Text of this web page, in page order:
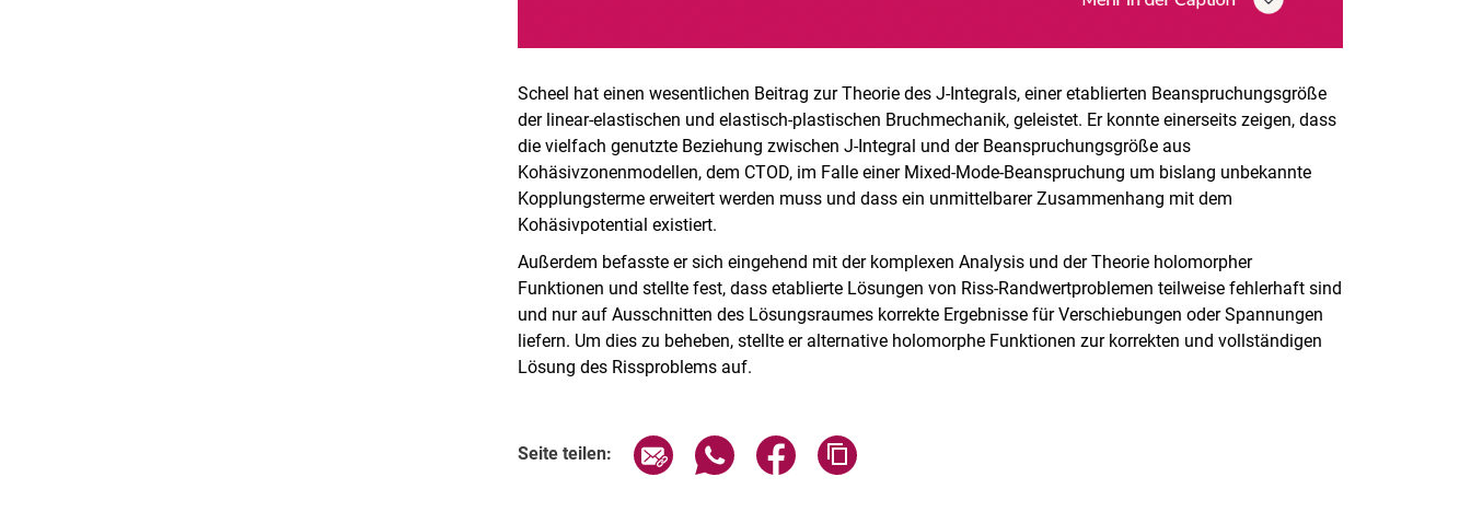
Scheel hat einen wesentlichen Beitrag zur Theorie des J-Integrals, einer etablierten Beanspruchungsgröße
der linear-elastischen und elastisch-plastischen Bruchmechanik, geleistet. Er konnte einerseits zeigen, dass
die vielfach genutzte Beziehung zwischen J-Integral und der Beanspruchungsgröße aus
Kohäsivzonenmodellen, dem CTOD, im Falle einer Mixed-Mode-Beanspruchung um bislang unbekannte
Kopplungsterme erweitert werden muss und dass ein unmittelbarer Zusammenhang mit dem
Kohäsivpotential existiert.
Außerdem befasste er sich eingehend mit der komplexen Analysis und der Theorie holomorpher
Funktionen und stellte fest, dass etablierte Lösungen von Riss-Randwertproblemen teilweise fehlerhaft sind
und nur auf Ausschnitten des Lösungsraumes korrekte Ergebnisse für Verschiebungen oder Spannungen
liefern. Um dies zu beheben, stellte er alternative holomorphe Funktionen zur korrekten und vollständigen
Lösung des Rissproblems auf.
Seite teilen: Seite über E-Mail teilen
Seite über WhatsApp teilen (externer Link, öffnet neues Fenster)
Seite über Facebook teilen (externer Link, öffnet neues Fenster)